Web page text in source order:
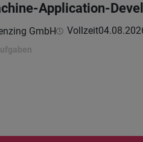
Application-
GmbH Vollzeit